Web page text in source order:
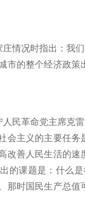
情况时指出：我
市的整个经济政
民革命党主席克
会主义的主要任
改善人民生活的
的课题是：什么
那时国民生产总